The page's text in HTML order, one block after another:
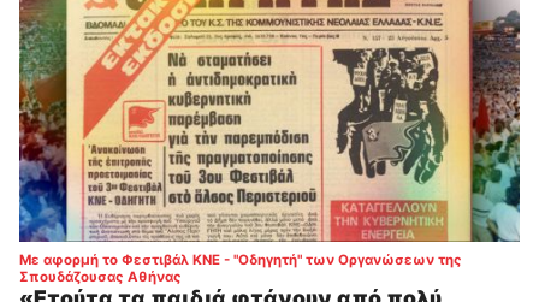
Με αφορμή το Φεστιβάλ ΚΝΕ - "Οδηγητή" των Οργανώσεων της
Σπουδάζουσας Αθήνας